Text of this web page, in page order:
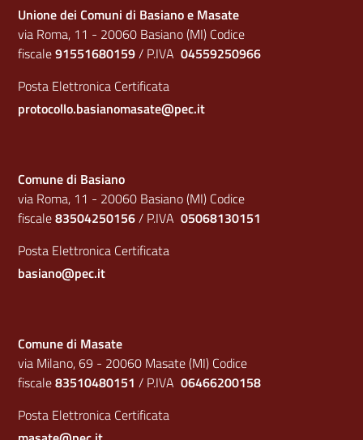
Unione dei Comuni di Basiano e Masate
via Roma, 11 - 20060 Basiano (MI) Codice
fiscale91551680159/ P.IVA 04559250966
Posta Elettronica Certificata
protocollo.basianomasate@pec.it
Comune di Basiano
via Roma, 11 - 20060 Basiano (MI) Codice
fiscale83504250156/ P.IVA 05068130151
Posta Elettronica Certificata
basiano@pec.it
Comune di Masate
via Milano, 69 - 20060 Masate (MI) Codice
fiscale83510480151 / P.IVA 06466200158
Posta Elettronica Certificata